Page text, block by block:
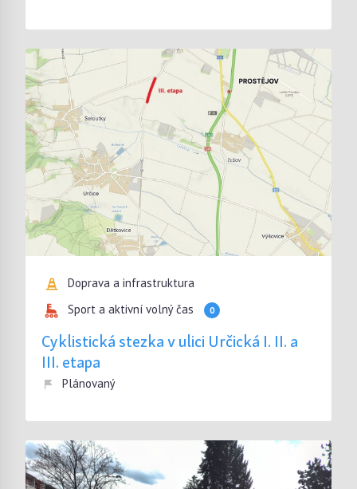
Doprava a infrastruktura
Sport a aktivní volný čas
0
Cyklistická stezka v ulici Určická I. II. a
III. etapa
Plánovaný